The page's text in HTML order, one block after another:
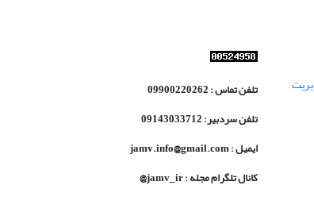
تلفن تماس : 09900220262
تلفن سردبیر: 09143033712
ایمیل : jamv.info@gmail.com
کانال تلگرام مجله : jamv_ir@